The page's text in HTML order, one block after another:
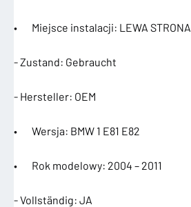
• Miejsce instalacji: LEWA STRONA
- Zustand: Gebraucht
- Hersteller: OEM
• Wersja: BMW 1 E81 E82
• Rok modelowy: 2004 – 2011
- Vollständig: JA